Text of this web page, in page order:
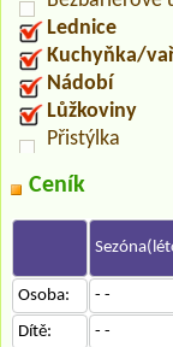
Lednice
Kuchyňka/
Nádobí
Lůžkoviny
Přistýlka
Ceník
Osoba:
- -
Dítě:
- -